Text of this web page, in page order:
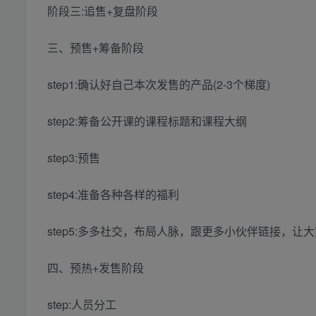
阶段三:追售+复盘阶段
三、预售+筹备阶段
step1:确认好自己本次发售的产品(2-3个梯度)
step2:筹备公开课的课程标题和课程大纲
step3:预售
step4:准备各种各样的福利
step5:多多社交，布局人脉，跟更多小伙伴链接，让
四、预热+发售阶段
step:人员分工